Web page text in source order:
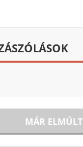
MÁR ELMÚLT